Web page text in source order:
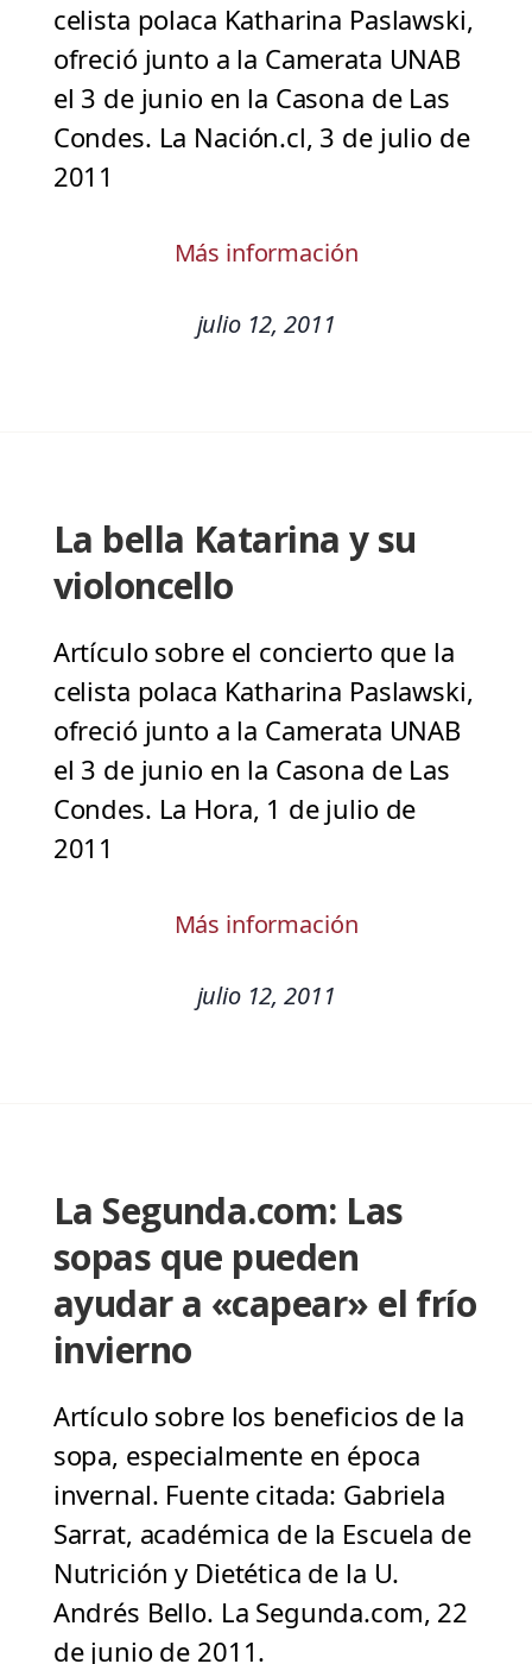
celista polaca Katharina Paslawski,
ofreció junto a la Camerata UNAB
el 3 de junio en la Casona de Las
Condes. La Nación.cl, 3 de julio de
2011
Más información
julio 12, 2011
La bella Katarina y su
violoncello
Artículo sobre el concierto que la
celista polaca Katharina Paslawski,
ofreció junto a la Camerata UNAB
el 3 de junio en la Casona de Las
Condes. La Hora, 1 de julio de
2011
Más información
julio 12, 2011
La Segunda.com: Las
sopas que pueden
ayudar a «capear» el frío
invierno
Artículo sobre los beneficios de la
sopa, especialmente en época
invernal. Fuente citada: Gabriela
Sarrat, académica de la Escuela de
Nutrición y Dietética de la U.
Andrés Bello. La Segunda.com, 22
de junio de 2011.